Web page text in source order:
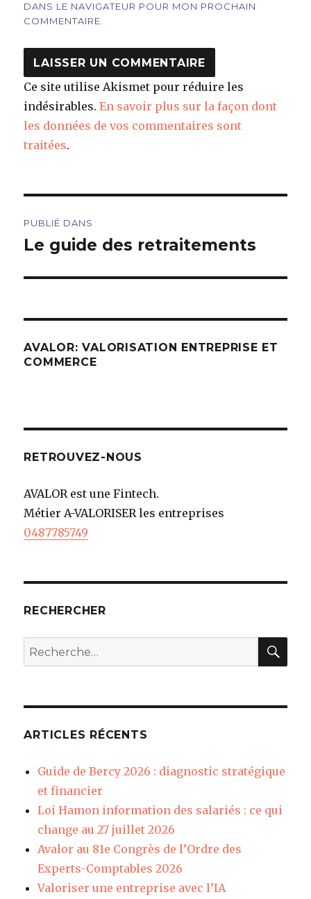
DANS LE NAVIGATEUR POUR MON PROCHAIN
COMMENTAIRE.
Ce site utilise Akismet pour réduire les
indésirables.En savoir plus sur la façon dont
les données de vos commentaires sont
traitées.
de
PUBLIÉ DANS
Le guide des retraitements
AVALOR: VALORISATION ENTREPRISE ET
COMMERCE
RETROUVEZ-NOUS
AVALOR est une Fintech.
Métier A-VALORISER les entreprises
0487785749
RECHERCHER
Recherche
pour
ARTICLES RÉCENTS
Guide de Bercy 2026 : diagnostic stratégique
et financier
Loi Hamon information des salariés : ce qui
change au 27 juillet 2026
Avalor au 81e Congrès de l’Ordre des
Experts-Comptables 2026
Valoriser une entreprise avec l’IA